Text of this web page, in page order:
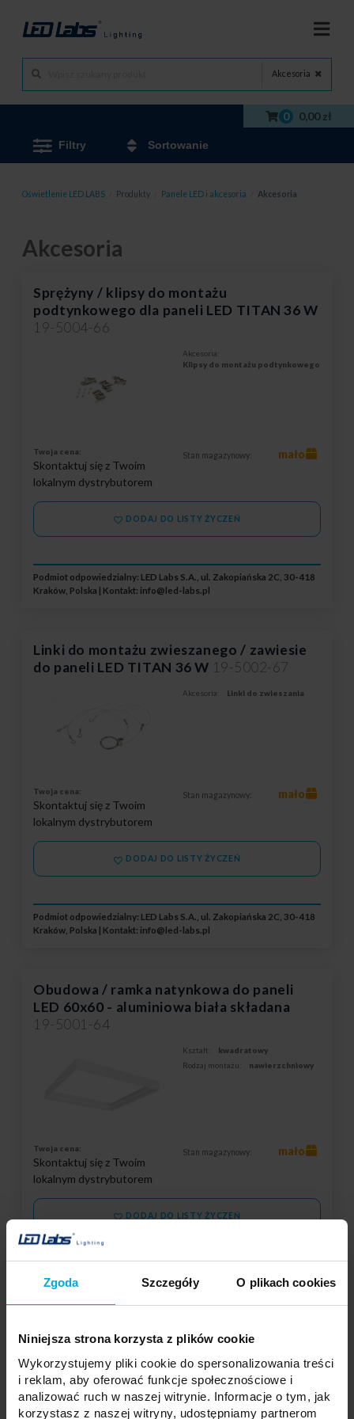
Zgoda Szczegóły O plikach cookies
Niniejsza strona korzysta z plików cookie
Wykorzystujemy pliki cookie do spersonalizowania treści
i reklam, aby oferować funkcje społecznościowe i
analizować ruch w naszej witrynie. Informacje o tym, jak
korzystasz z naszej witryny, udostępniamy partnerom
Akcesoria
0 0,00 zł
Filtry Sortowanie
Oświetlenie LED LABS Produkty Panele LED i akcesoria Akcesoria
Akcesoria
Sprężyny / klipsy do montażu
podtynkowego dla paneli LED TITAN 36 W
19-5004-66
Akcesoria:
Klipsy do montażu podtynkowego
Twoja cena:
Skontaktuj się z Twoim
lokalnym dystrybutorem
Stan magazynowy: mało
DODAJ DO LISTY ŻYCZEŃ
Podmiot odpowiedzialny: LED Labs S.A., ul. Zakopiańska 2C, 30-418
Kraków, Polska | Kontakt: info@led-labs.pl
Linki do montażu zwieszanego / zawiesie
do paneli LED TITAN 36 W 19-5002-67
Akcesoria: Linki do zwieszania
Twoja cena:
Skontaktuj się z Twoim
lokalnym dystrybutorem
Stan magazynowy: mało
DODAJ DO LISTY ŻYCZEŃ
Podmiot odpowiedzialny: LED Labs S.A., ul. Zakopiańska 2C, 30-418
Kraków, Polska | Kontakt: info@led-labs.pl
Obudowa / ramka natynkowa do paneli
LED 60x60 - aluminiowa biała składana
19-5001-64
Kształt:
kwadratowy
Rodzaj montażu:
nawierzchniowy
Twoja cena:
Skontaktuj się z Twoim
lokalnym dystrybutorem
Stan magazynowy: mało
DODAJ DO LISTY ŻYCZEŃ
Kraków, Polska | Kontakt:
info@led-labs.pl
Obudowa / ramka natynkowa do paneli
LED 60x60 - aluminiowa biała skręcana
19-0004-58
Kształt:
kwadratowy